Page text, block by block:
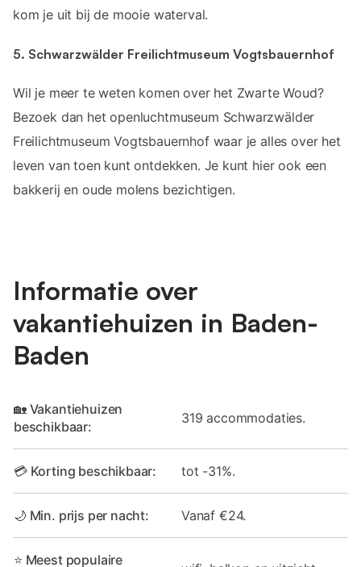
kom je uit bij de mooie waterval.
5. Schwarzwälder Freilichtmuseum Vogtsbauernhof
Wil je meer te weten komen over het Zwarte Woud?
Bezoek dan het openluchtmuseum Schwarzwälder
Freilichtmuseum Vogtsbauernhof waar je alles over het
leven van toen kunt ontdekken. Je kunt hier ook een
bakkerij en oude molens bezichtigen.
Informatie over
vakantiehuizen in Baden-
Baden
🏡 Vakantiehuizen
beschikbaar:
319 accommodaties.
💳 Korting beschikbaar: tot -31%.
🌙 Min. prijs per nacht: Vanaf €24.
⭐ Meest populaire